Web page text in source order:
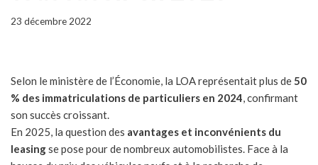
23 décembre 2022
Selon le ministère de l’Économie, la LOA représentait plus de50
% des immatriculations de particuliers en 2024, confirmant
son succès croissant.
En 2025, la question des avantages et inconvénients du
leasingse pose pour de nombreux automobilistes. Face à la